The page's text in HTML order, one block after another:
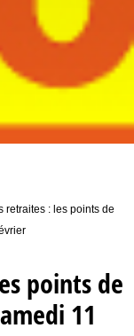
retraites : les points de
points de
11